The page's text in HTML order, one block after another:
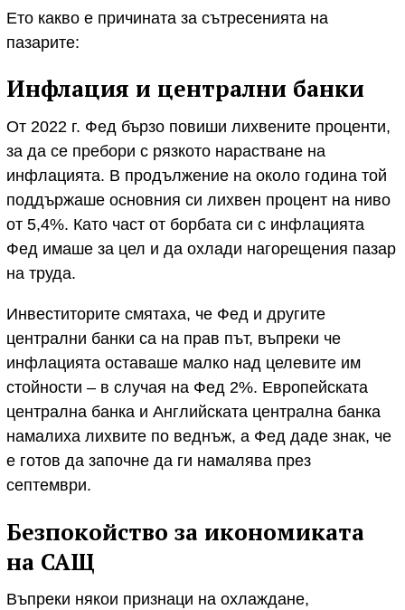
Ето какво е причината за сътресенията на
пазарите:
Инфлация и централни банки
От 2022 г. Фед бързо повиши лихвените проценти,
за да се пребори с рязкото нарастване на
инфлацията. В продължение на около година той
поддържаше основния си лихвен процент на ниво
от 5,4%. Като част от борбата си с инфлацията
Фед имаше за цел и да охлади нагорещения пазар
на труда.
Инвеститорите смятаха, че Фед и другите
централни банки са на прав път, въпреки че
инфлацията оставаше малко над целевите им
стойности – в случая на Фед 2%. Европейската
централна банка и Английската централна банка
намалиха лихвите по веднъж, а Фед даде знак, че
е готов да започне да ги намалява през
септември.
Безпокойство за икономиката
на САЩ
Въпреки някои признаци на охлаждане,